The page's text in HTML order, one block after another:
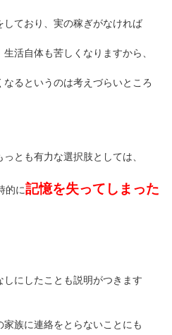
ており、実の稼ぎがなければ
活自体も苦しくなりますから、
るというのは考えづらいところ
とも有力な選択肢としては、
的に記憶を失ってしまった
にしたことも説明がつきます
族に連絡をとらないことにも